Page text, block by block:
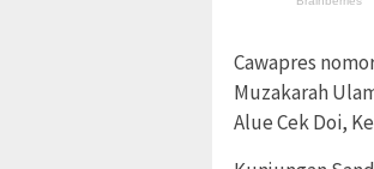
Cawapres
Muzakarah
Alue Cek Doi,